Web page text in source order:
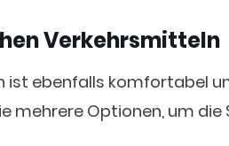
Verkehrsmitteln
ebenfalls komfortabel
mehrere Optionen, um